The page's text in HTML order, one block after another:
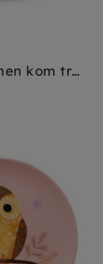
Mushie siliconen kom tradewinds